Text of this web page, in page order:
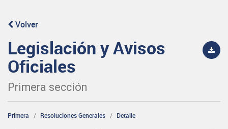
Volver
Legislación y Avisos
Oficiales
Primera sección
Primera Resoluciones Generales Detalle